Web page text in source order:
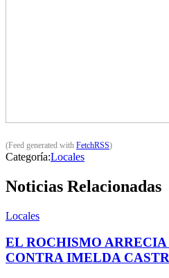
(Feed generated with FetchRSS)
Categoría:Locales
Noticias Relacionadas
Locales
EL ROCHISMO
CONTRA IMELDA